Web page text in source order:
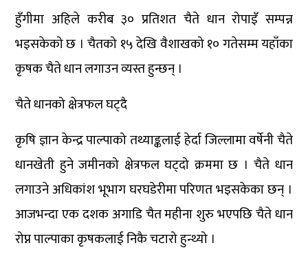
हुँगीमा अहिले करीब ३० प्रतिशत चैते धान रोपाइँ सम्पन्न
भइसकेको छ । चैतको १५ देखि वैशाखको १० गतेसम्म यहाँका
कृषक चैते धान लगाउन व्यस्त हुन्छन् ।
चैते धानको क्षेत्रफल घट्दै
कृषि ज्ञान केन्द्र पाल्पाको तथ्याङ्कलाई हेर्दा जिल्लामा वर्षेनी चैते
धानखेती हुने जमीनको क्षेत्रफल घट्दो क्रममा छ । चैते धान
लगाउने अधिकांश भूभाग घरघडेरीमा परिणत भइसकेका छन् ।
आजभन्दा एक दशक अगाडि चैत महीना शुरु भएपछि चैते धान
रोप्न पाल्पाका कृषकलाई निकै चटारो हुन्थ्यो ।